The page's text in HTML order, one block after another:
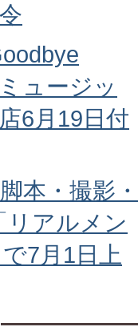
ュージッ
6月19日付
本・撮影・
リアルメン
7月1日上